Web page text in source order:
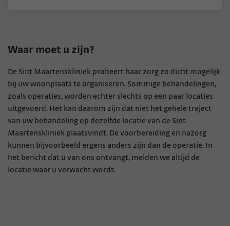
Waar moet u zijn?
De Sint Maartenskliniek probeert haar zorg zo dicht mogelijk
bij uw woonplaats te organiseren. Sommige behandelingen,
zoals operaties, worden echter slechts op een paar locaties
uitgevoerd. Het kan daarom zijn dat niet het gehele traject
van uw behandeling op dezelfde locatie van de Sint
Maartenskliniek plaatsvindt. De voorbereiding en nazorg
kunnen bijvoorbeeld ergens anders zijn dan de operatie. In
het bericht dat u van ons ontvangt, melden we altijd de
locatie waar u verwacht wordt.